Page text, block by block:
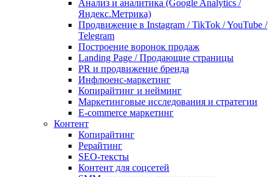
Анализ и аналитика (Google Analytics /
Яндекс.Метрика)
Продвижение в Instagram / TikTok / YouTube /
Telegram
Построение воронок продаж
Landing Page / Продающие страницы
PR и продвижение бренда
Инфлюенс-маркетинг
Копирайтинг и нейминг
Маркетинговые исследования и стратегии
E-commerce маркетинг
Контент
Копирайтинг
Рерайтинг
SEO-тексты
Контент для соцсетей